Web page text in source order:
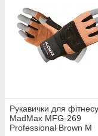
Рукавички для фітнесу
MadMax MFG-269
Professional Brown M